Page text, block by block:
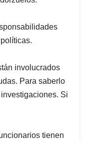
involucrados
Para saberlo
Si
tienen